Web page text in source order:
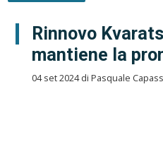
Rinnovo
mantiene la
04 set 2024 di Pasquale